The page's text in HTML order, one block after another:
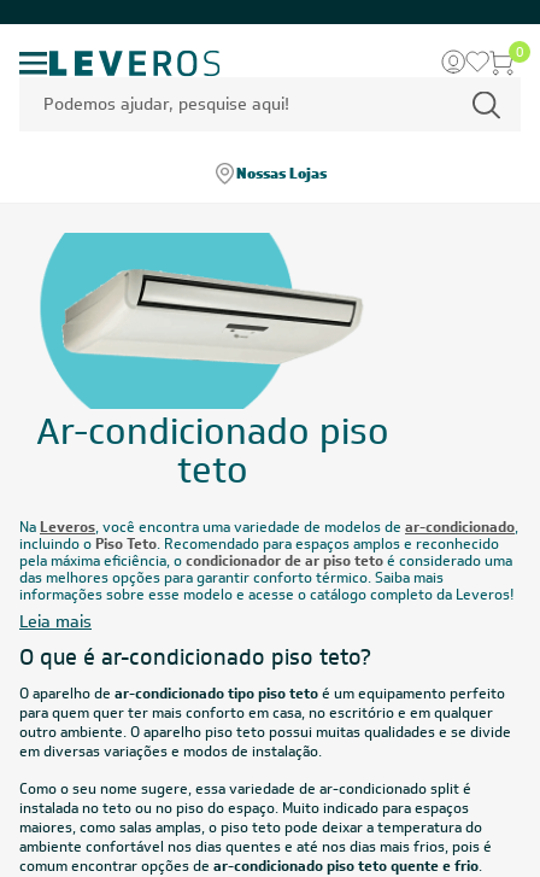
0
Nossas Lojas
Ar-condicionado piso
teto
Na Leveros, você encontra uma variedade de modelos de ar-condicionado,
incluindo o Piso Teto. Recomendado para espaços amplos e reconhecido
pela máxima eficiência, ocondicionador de ar piso tetoé considerado uma
das melhores opções para garantir conforto térmico. Saiba mais
informações sobre esse modelo e acesse o catálogo completo da Leveros!
Leia mais
O que é ar-condicionado piso teto?
O aparelho de ar-condicionado tipo piso tetoé um equipamento perfeito
para quem quer ter mais conforto em casa, no escritório e em qualquer
outro ambiente. O aparelho piso teto possui muitas qualidades e se divide
em diversas variações e modos de instalação.
Como o seu nome sugere, essa variedade de ar-condicionado split é
instalada no teto ou no piso do espaço. Muito indicado para espaços
maiores, como salas amplas, o piso teto pode deixar a temperatura do
ambiente confortável nos dias quentes e até nos dias mais frios, pois é
comum encontrar opções de ar-condicionado piso teto quente e frio.